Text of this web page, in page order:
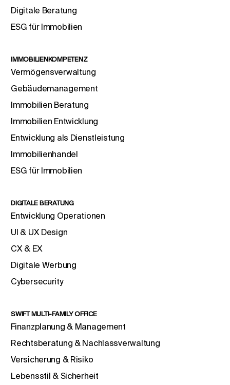
Digitale Beratung
ESG für Immobilien
IMMOBILIENKOMPETENZ
Vermögensverwaltung
Gebäudemanagement
Immobilien Beratung
Immobilien Entwicklung
Entwicklung als Dienstleistung
Immobilienhandel
ESG für Immobilien
DIGITALE BERATUNG
Entwicklung Operationen
UI & UX Design
CX & EX
Digitale Werbung
Cybersecurity
SWIFT MULTI-FAMILY OFFICE
Finanzplanung & Management
Rechtsberatung & Nachlassverwaltung
Versicherung & Risiko
Lebensstil & Sicherheit